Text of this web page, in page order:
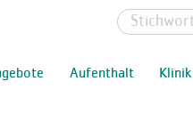
Aufenthalt Klinik